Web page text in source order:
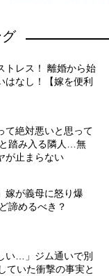
トレス！ 離婚から始
はなし！【嫁を便利
て絶対悪いと思って
踏み入る隣人…無
が止まらない
嫁が義母に怒り爆
諦めるべき？
い…」ジム通いで別
ていた衝撃の事実と